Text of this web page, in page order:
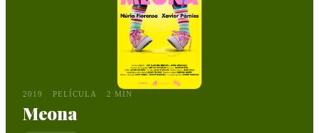
2019 PELÍCULA 2 MIN
Meona